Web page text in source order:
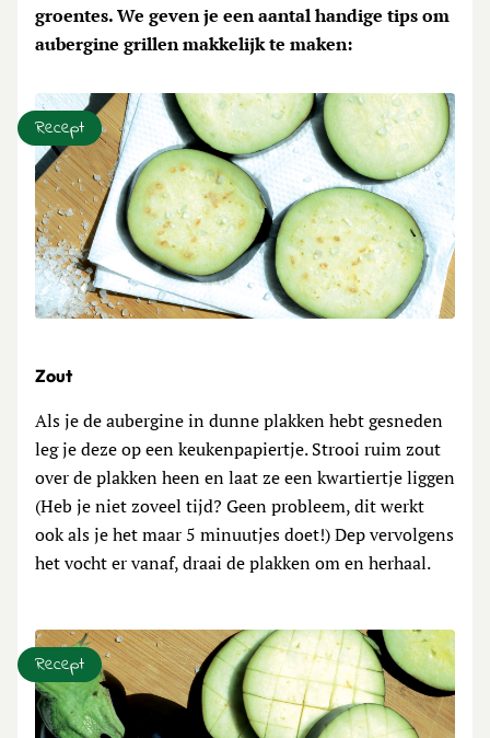
groentes. We geven je een aantal handige tips om
aubergine grillen makkelijk te maken:
Recept
Zout
Als je de aubergine in dunne plakken hebt gesneden
leg je deze op een keukenpapiertje. Strooi ruim zout
over de plakken heen en laat ze een kwartiertje liggen
(Heb je niet zoveel tijd? Geen probleem, dit werkt
ook als je het maar 5 minuutjes doet!) Dep vervolgens
het vocht er vanaf, draai de plakken om en herhaal.
Recept